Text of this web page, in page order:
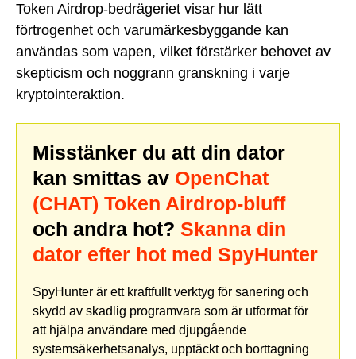
Token Airdrop-bedrägeriet visar hur lätt
förtrogenhet och varumärkesbyggande kan
användas som vapen, vilket förstärker behovet av
skepticism och noggrann granskning i varje
kryptointeraktion.
Misstänker du att din dator
kan smittas av OpenChat
(CHAT) Token Airdrop-bluff
och andra hot? Skanna din
dator efter hot med SpyHunter
SpyHunter är ett kraftfullt verktyg för sanering och
skydd av skadlig programvara som är utformat för
att hjälpa användare med djupgående
systemsäkerhetsanalys, upptäckt och borttagning